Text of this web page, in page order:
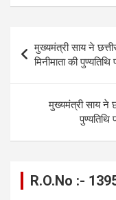
ce
b
o
o
k
se
g
er
s
A
p
p
navigation
मुख्यमंत्री साय ने
मिनीमाता की
मुख्यमंत्री साय ने
R.O.No :-